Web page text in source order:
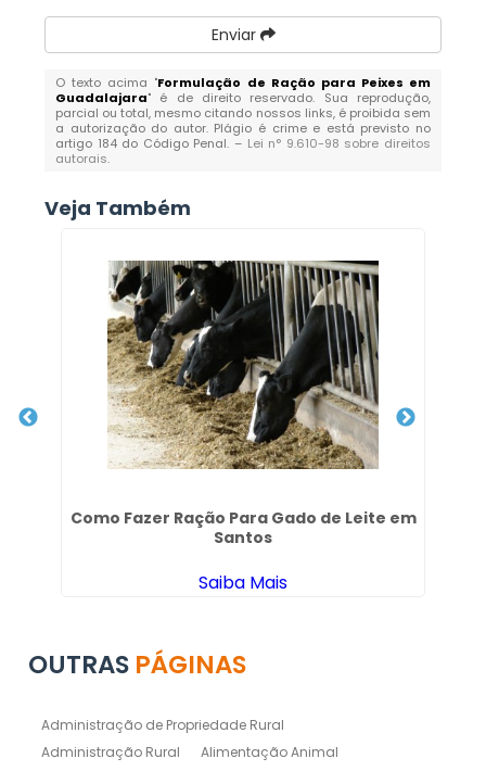
Enviar
O texto acima "Formulação de Ração para Peixes em
Guadalajara" é de direito reservado. Sua reprodução,
parcial ou total, mesmo citando nossos links, é proibida sem
a autorização do autor. Plágio é crime e está previsto no
artigo 184 do Código Penal. – Lei n° 9.610-98 sobre direitos
autorais.
Veja Também
Como Fazer Ração Para Gado de Leite em
Santos
Saiba Mais
OUTRAS PÁGINAS
Administração de Propriedade Rural
Administração Rural
Alimentação Animal